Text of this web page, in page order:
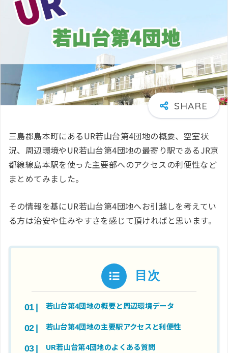
三島郡島本町にあるUR若山台第4団地の概要、空室状
況、周辺環境やUR若山台第4団地の最寄り駅であるJR京
都線線島本駅を使った主要部へのアクセスの利便性など
まとめてみました。
その情報を基にUR若山台第4団地へお引越しを考えてい
る方は治安や住みやすさを感じて頂ければと思います。
目次
若山台第4団地の概要と周辺環境データ
若山台第4団地の主要駅アクセスと利便性
UR若山台第4団地のよくある質問